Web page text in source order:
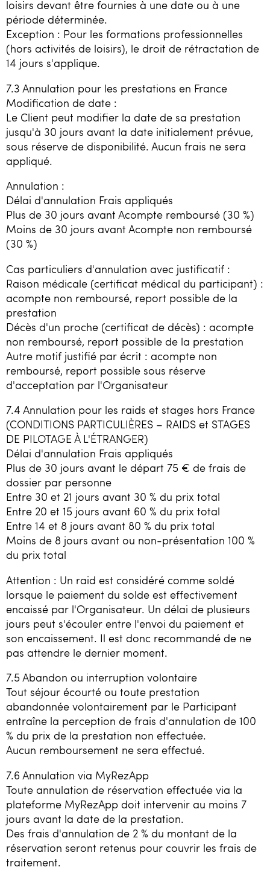
loisirs devant être fournies à une date ou à une
période déterminée.
Exception : Pour les formations professionnelles
(hors activités de loisirs), le droit de rétractation de
14 jours s'applique.
7.3 Annulation pour les prestations en France
Modification de date :
Le Client peut modifier la date de sa prestation
jusqu'à 30 jours avant la date initialement prévue,
sous réserve de disponibilité. Aucun frais ne sera
appliqué.
Annulation :
Délai d'annulation Frais appliqués
Plus de 30 jours avant Acompte remboursé (30 %)
Moins de 30 jours avant Acompte non remboursé
(30 %)
Cas particuliers d'annulation avec justificatif :
Raison médicale (certificat médical du participant) :
acompte non remboursé, report possible de la
prestation
Décès d'un proche (certificat de décès) : acompte
non remboursé, report possible de la prestation
Autre motif justifié par écrit : acompte non
remboursé, report possible sous réserve
d'acceptation par l'Organisateur
7.4 Annulation pour les raids et stages hors France
(CONDITIONS PARTICULIÈRES – RAIDS et STAGES
DE PILOTAGE À L'ÉTRANGER)
Délai d'annulation Frais appliqués
Plus de 30 jours avant le départ 75 € de frais de
dossier par personne
Entre 30 et 21 jours avant 30 % du prix total
Entre 20 et 15 jours avant 60 % du prix total
Entre 14 et 8 jours avant 80 % du prix total
Moins de 8 jours avant ou non-présentation 100 %
du prix total
Attention : Un raid est considéré comme soldé
lorsque le paiement du solde est effectivement
encaissé par l'Organisateur. Un délai de plusieurs
jours peut s'écouler entre l'envoi du paiement et
son encaissement. Il est donc recommandé de ne
pas attendre le dernier moment.
7.5 Abandon ou interruption volontaire
Tout séjour écourté ou toute prestation
abandonnée volontairement par le Participant
entraîne la perception de frais d'annulation de 100
% du prix de la prestation non effectuée.
Aucun remboursement ne sera effectué.
7.6 Annulation via MyRezApp
Toute annulation de réservation effectuée via la
plateforme MyRezApp doit intervenir au moins 7
jours avant la date de la prestation.
Des frais d'annulation de 2 % du montant de la
réservation seront retenus pour couvrir les frais de
traitement.